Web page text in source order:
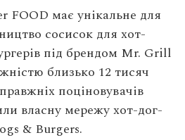
FOOD має унікальне для
сосисок для хот-
під брендом Mr. Grill
близько 12 тисяч
поціновувачів
власну мережу хот-дог-
& Burgers.